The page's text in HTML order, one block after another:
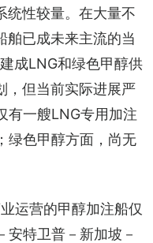
统性较量。在大量不
舶已成未来主流的当
成LNG和绿色甲醇供
，但当前实际进展严
有一艘LNG专用加注
绿色甲醇方面，尚无
运营的甲醇加注船仅
安特卫普－新加坡－